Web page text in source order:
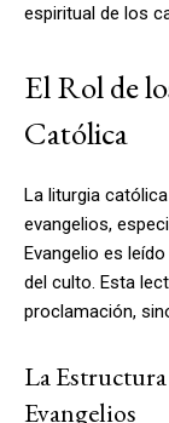
espiritual de los
El Rol de
Católica
La liturgia
evangelios,
Evangelio es
del culto. Esta
proclamación,
La
Evangelios